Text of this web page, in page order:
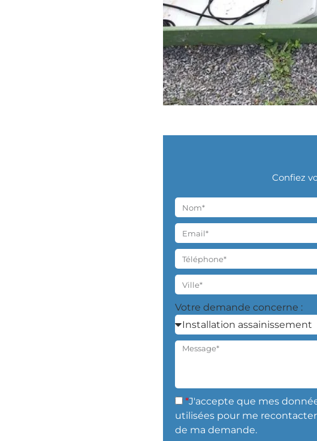
Confiez
Votre demande concerne :
*J'accepte que mes
utilisées pour me
de ma demande.